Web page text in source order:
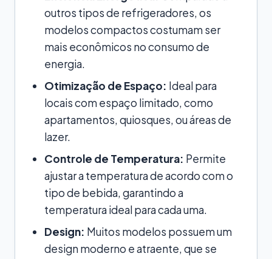
outros tipos de refrigeradores, os
modelos compactos costumam ser
mais econômicos no consumo de
energia.
Otimização de Espaço: Ideal para
locais com espaço limitado, como
apartamentos, quiosques, ou áreas de
lazer.
Controle de Temperatura: Permite
ajustar a temperatura de acordo com o
tipo de bebida, garantindo a
temperatura ideal para cada uma.
Design: Muitos modelos possuem um
design moderno e atraente, que se